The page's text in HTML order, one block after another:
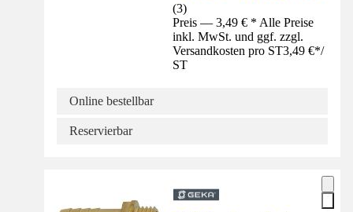
(3)
Preis — 3,49 € * Alle Preise
inkl. MwSt. und ggf. zzgl.
Versandkosten pro ST3,49 €*/
ST
Online bestellbar
Reservierbar